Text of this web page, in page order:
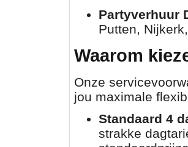
Partyverhuur
Putten,
Waarom
Onze
jou maximale
Standaard 4
strakke